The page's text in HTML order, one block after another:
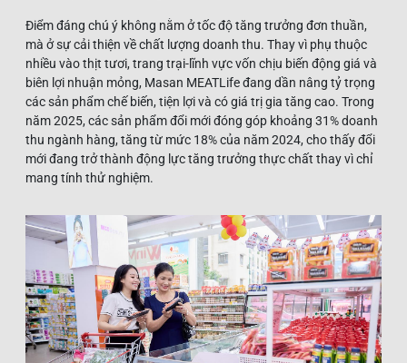
Điểm đáng chú ý không nằm ở tốc độ tăng trưởng đơn thuần,
mà ở sự cải thiện về chất lượng doanh thu. Thay vì phụ thuộc
nhiều vào thịt tươi, trang trại-lĩnh vực vốn chịu biến động giá và
biên lợi nhuận mỏng, Masan MEATLife đang dần nâng tỷ trọng
các sản phẩm chế biến, tiện lợi và có giá trị gia tăng cao. Trong
năm 2025, các sản phẩm đổi mới đóng góp khoảng 31% doanh
thu ngành hàng, tăng từ mức 18% của năm 2024, cho thấy đổi
mới đang trở thành động lực tăng trưởng thực chất thay vì chỉ
mang tính thử nghiệm.